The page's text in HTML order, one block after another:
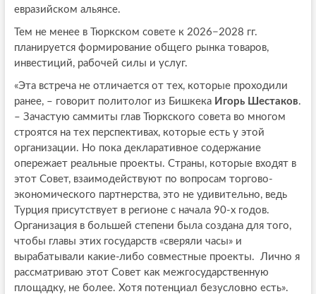
евразийском альянсе.
Тем не менее в Тюркском совете к 2026−2028 гг.
планируется формирование общего рынка товаров,
инвестиций, рабочей силы и услуг.
«Эта встреча не отличается от тех, которые проходили
ранее, – говорит политолог из Бишкека Игорь Шестаков.
– Зачастую саммиты глав Тюркского совета во многом
строятся на тех перспективах, которые есть у этой
организации. Но пока декларативное содержание
опережает реальные проекты. Страны, которые входят в
этот Совет, взаимодействуют по вопросам торгово-
экономического партнерства, это не удивительно, ведь
Турция присутствует в регионе с начала 90-х годов.
Организация в большей степени была создана для того,
чтобы главы этих государств «сверяли часы» и
вырабатывали какие-либо совместные проекты. Лично я
рассматриваю этот Совет как межгосударственную
площадку, не более. Хотя потенциал безусловно есть».